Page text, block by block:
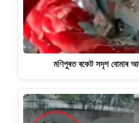
মণিপুৰত ৰকেট সদৃশ